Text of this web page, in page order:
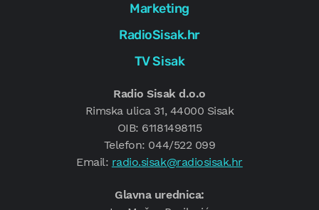
Marketing
RadioSisak.hr
TV Sisak
Radio Sisak d.o.o
Rimska ulica 31, 44000 Sisak
OIB: 61181498115
Telefon: 044/522 099
Email: radio.sisak@radiosisak.hr
Glavna urednica: